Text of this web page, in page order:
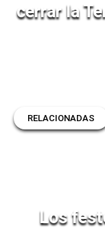
cerrar la
RELACIONADAS
Los